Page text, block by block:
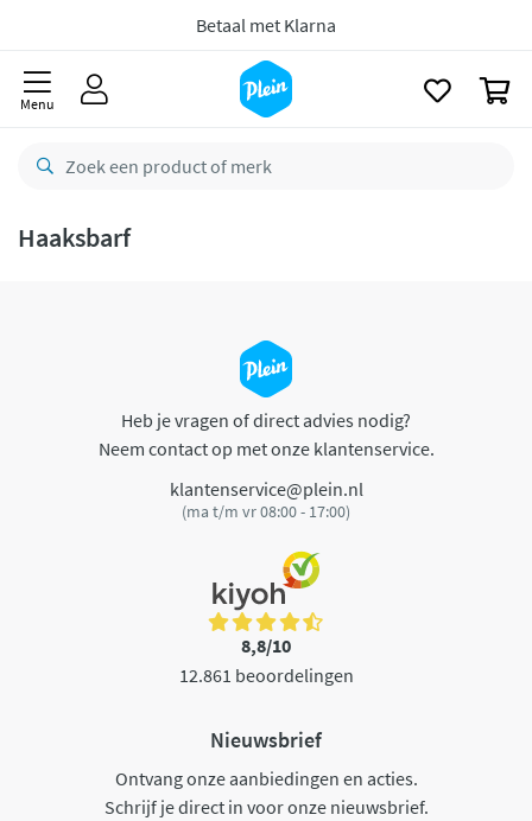
Betaal met Klarna
Menu
Haaksbarf
Heb je vragen of direct advies nodig?
Neem contact op met onze klantenservice.
klantenservice@plein.nl
(ma t/m vr 08:00 - 17:00)
8,8/10
12.861 beoordelingen
Nieuwsbrief
Ontvang onze aanbiedingen en acties.
Schrijf je direct in voor onze nieuwsbrief.